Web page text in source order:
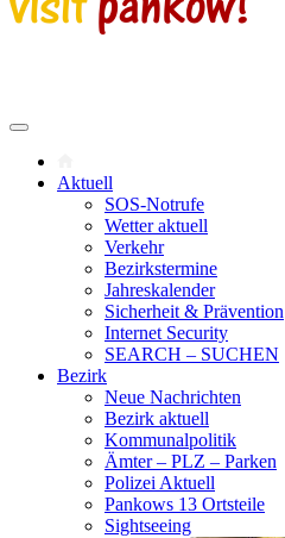
Aktuell
SOS-Notrufe
Wetter aktuell
Verkehr
Bezirkstermine
Jahreskalender
Sicherheit & Prävention
Internet Security
SEARCH – SUCHEN
Bezirk
Neue Nachrichten
Bezirk aktuell
Kommunalpolitik
Ämter – PLZ – Parken
Polizei Aktuell
Pankows 13 Ortsteile
Sightseeing